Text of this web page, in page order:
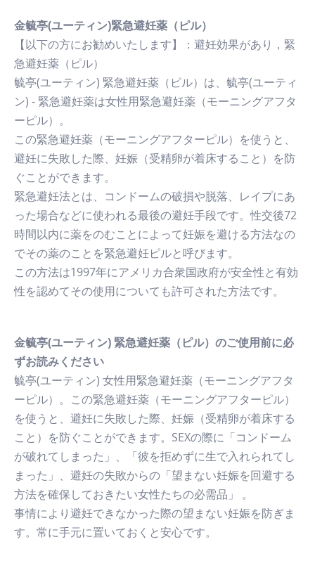
金毓亭(ユーティン)緊急避妊薬（ピル）
【以下の方にお勧めいたします】：避妊効果があり，緊
急避妊薬（ピル）
毓亭(ユーティン) 緊急避妊薬（ピル）は、毓亭(ユーティ
ン) - 緊急避妊薬は女性用緊急避妊薬（モーニングアフタ
ーピル）。
この緊急避妊薬（モーニングアフターピル）を使うと、
避妊に失敗した際、妊娠（受精卵が着床すること）を防
ぐことができます。
緊急避妊法とは、コンドームの破損や脱落、レイプにあ
った場合などに使われる最後の避妊手段です。性交後72
時間以内に薬をのむことによって妊娠を避ける方法なの
でその薬のことを緊急避妊ピルと呼びます。
この方法は1997年にアメリカ合衆国政府が安全性と有効
性を認めてその使用についても許可された方法です。
金毓亭(ユーティン) 緊急避妊薬（ピル）のご使用前に必
ずお読みください
毓亭(ユーティン) 女性用緊急避妊薬（モーニングアフタ
ーピル）。この緊急避妊薬（モーニングアフターピル）
を使うと、避妊に失敗した際、妊娠（受精卵が着床する
こと）を防ぐことができます。SEXの際に「コンドーム
が破れてしまった」、「彼を拒めずに生で入れられてし
まった」、避妊の失敗からの「望まない妊娠を回避する
方法を確保しておきたい女性たちの必需品」 。
事情により避妊できなかった際の望まない妊娠を防ぎま
す。常に手元に置いておくと安心です。